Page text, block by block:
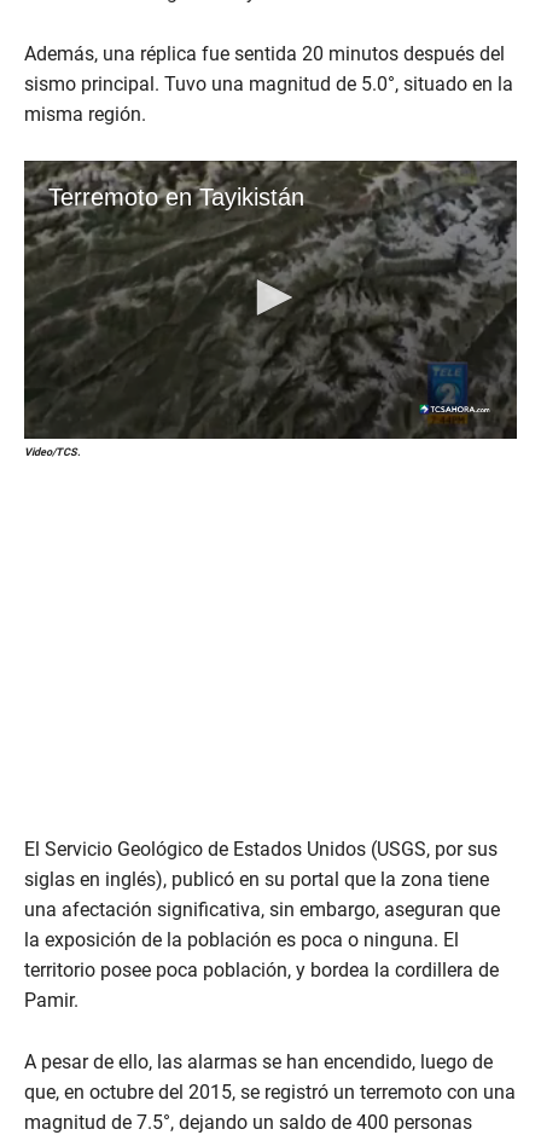
Además, una réplica fue sentida 20 minutos después del
sismo principal. Tuvo una magnitud de 5.0°, situado en la
misma región.
Video/TCS.
El Servicio Geológico de Estados Unidos (USGS, por sus
siglas en inglés), publicó en su portal que la zona tiene
una afectación significativa, sin embargo, aseguran que
la exposición de la población es poca o ninguna. El
territorio posee poca población, y bordea la cordillera de
Pamir.
A pesar de ello, las alarmas se han encendido, luego de
que, en octubre del 2015, se registró un terremoto con una
magnitud de 7.5°, dejando un saldo de 400 personas